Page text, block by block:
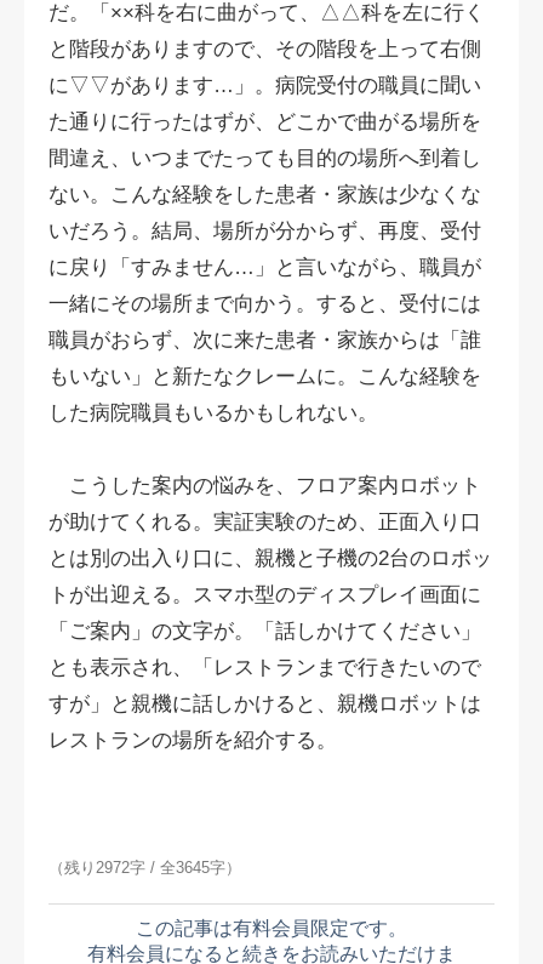
だ。「××科を右に曲がって、△△科を左に行く
と階段がありますので、その階段を上って右側
に▽▽があります…」。病院受付の職員に聞い
た通りに行ったはずが、どこかで曲がる場所を
間違え、いつまでたっても目的の場所へ到着し
ない。こんな経験をした患者・家族は少なくな
いだろう。結局、場所が分からず、再度、受付
に戻り「すみません…」と言いながら、職員が
一緒にその場所まで向かう。すると、受付には
職員がおらず、次に来た患者・家族からは「誰
もいない」と新たなクレームに。こんな経験を
した病院職員もいるかもしれない。
こうした案内の悩みを、フロア案内ロボット
が助けてくれる。実証実験のため、正面入り口
とは別の出入り口に、親機と子機の2台のロボッ
トが出迎える。スマホ型のディスプレイ画面に
「ご案内」の文字が。「話しかけてください」
とも表示され、「レストランまで行きたいので
すが」と親機に話しかけると、親機ロボットは
レストランの場所を紹介する。
（残り2972字 / 全3645字）
この記事は有料会員限定です。
有料会員になると続きをお読みいただけま